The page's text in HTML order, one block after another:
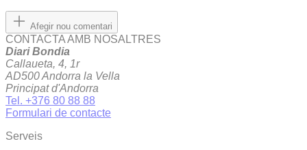
Afegir nou comentari
CONTACTA AMB NOSALTRES
Diari Bondia
Callaueta, 4, 1r
AD500 Andorra la Vella
Principat d'Andorra
Tel. +376 80 88 88
Formulari de contacte
Serveis